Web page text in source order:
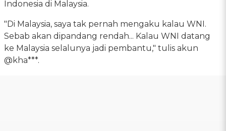
Indonesia di Malaysia.
"Di Malaysia, saya tak pernah mengaku kalau WNI.
Sebab akan dipandang rendah... Kalau WNI datang
ke Malaysia selalunya jadi pembantu," tulis akun
@kha***.